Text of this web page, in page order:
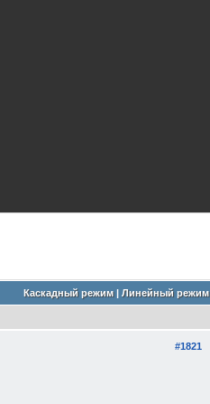
Каскадный режим| Линейный режим
#1821